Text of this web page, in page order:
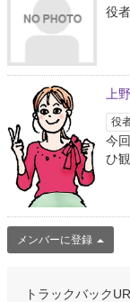
役
上
役
今
ひ
メンバーに登録
トラックバック